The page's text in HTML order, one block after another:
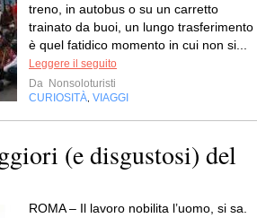
treno, in autobus o su un carretto
trainato da buoi, un lungo trasferimento
è quel fatidico momento in cui non si...
Leggere il seguito
Da Nonsoloturisti
CURIOSITÀ, VIAGGI
(e disgustosi) del
ROMA – Il lavoro nobilita l’uomo, si sa.